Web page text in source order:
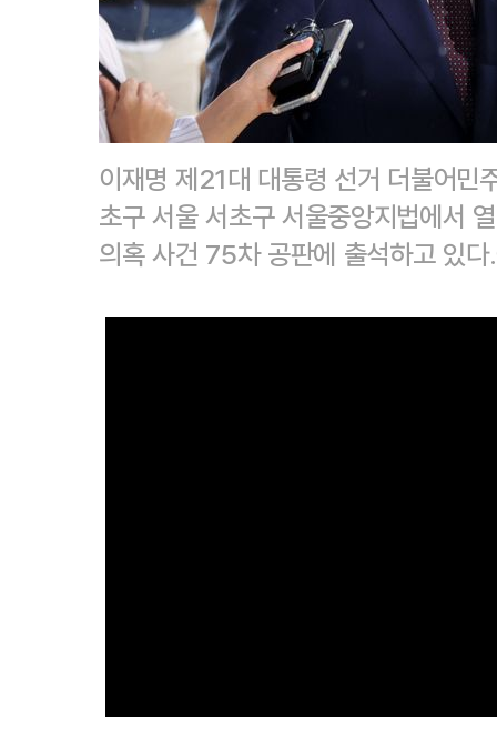
이재명 제21대 대통령 선거 더불어
초구 서울 서초구 서울중앙지법에서
의혹 사건 75차 공판에 출석하고 있